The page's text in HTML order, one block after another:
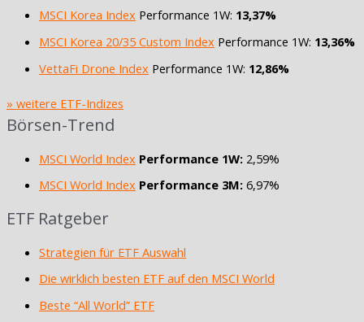
MSCI Korea Index Performance 1W: 13,37%
MSCI Korea 20/35 Custom Index Performance 1W: 13,36%
VettaFi Drone Index Performance 1W: 12,86%
» weitere ETF-Indizes
Börsen-Trend
MSCI World Index Performance 1W: 2,59%
MSCI World Index Performance 3M: 6,97%
ETF Ratgeber
Strategien für ETF Auswahl
Die wirklich besten ETF auf den MSCI World
Beste “All World” ETF